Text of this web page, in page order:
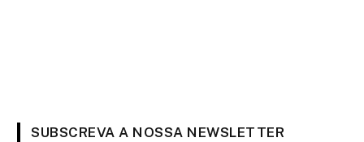
SUBSCREVA A NOSSA NEWSLETTER